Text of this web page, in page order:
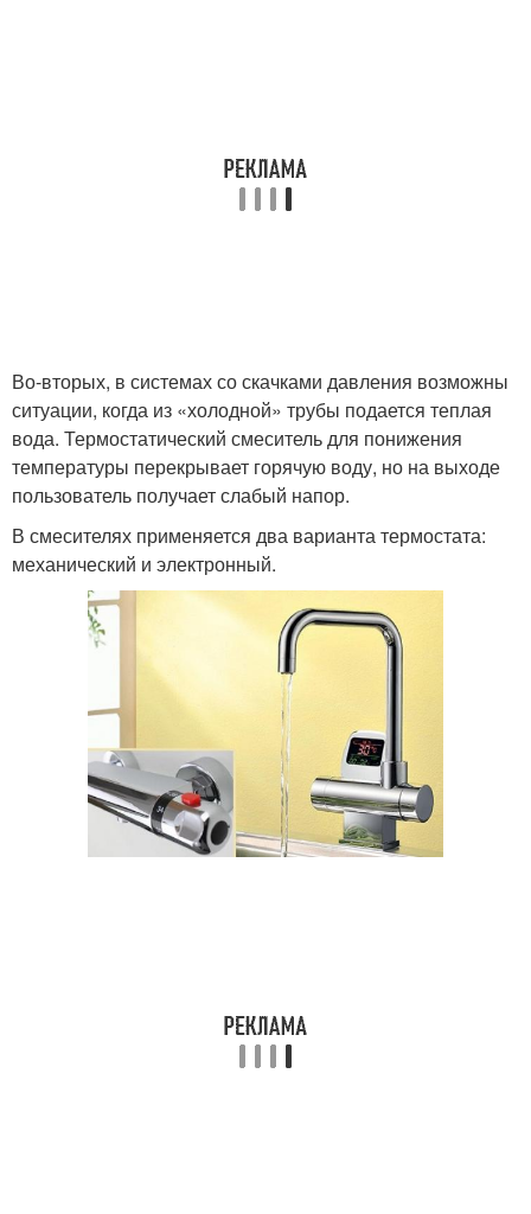
Во-вторых, в системах со скачками давления возможны
ситуации, когда из «холодной» трубы подается теплая
вода. Термостатический смеситель для понижения
температуры перекрывает горячую воду, но на выходе
пользователь получает слабый напор.
В смесителях применяется два варианта термостата:
механический и электронный.